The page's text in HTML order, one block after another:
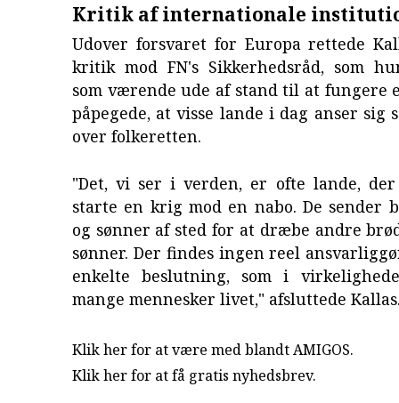
Kritik af internationale
Udover forsvaret for Europa rettede
kritik mod FN's Sikkerhedsråd, som
som værende ude af stand til at fungere
påpegede, at visse lande i dag anser sig
over folkeretten.
"Det, vi ser i verden, er ofte lande,
starte en krig mod en nabo. De sender
og sønner af sted for at dræbe andre
sønner. Der findes ingen reel
enkelte beslutning, som i
mange mennesker livet," afsluttede
Klik her for at være med blandt AMIGOS.
Klik her for at få gratis nyhedsbrev.